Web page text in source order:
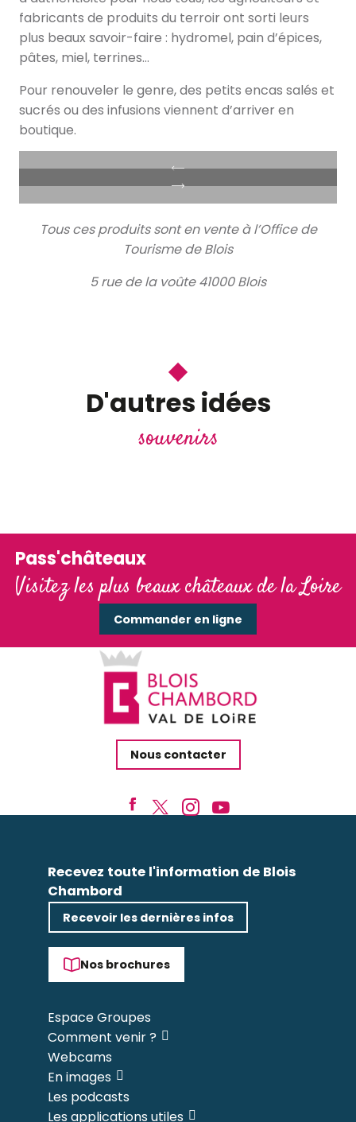
fabricants de produits du terroir ont sorti leurs
plus beaux savoir-faire : hydromel, pain d’épices,
pâtes, miel, terrines…
Pour renouveler le genre, des petits encas salés et
sucrés ou des infusions viennent d’arriver en
boutique.
Tous ces produits sont en vente à l’Office de
Tourisme de Blois
5 rue de la voûte 41000 Blois
D'autres idées
souvenirs
Pass'châteaux
Visitez les plus beaux châteaux de la Loire
Commander en ligne
Nous contacter
Recevez toute l'information de Blois
Chambord
Recevoir les dernières infos
Nos brochures
Espace Groupes
Comment venir ?
Webcams
En images
Les podcasts
Les applications utiles